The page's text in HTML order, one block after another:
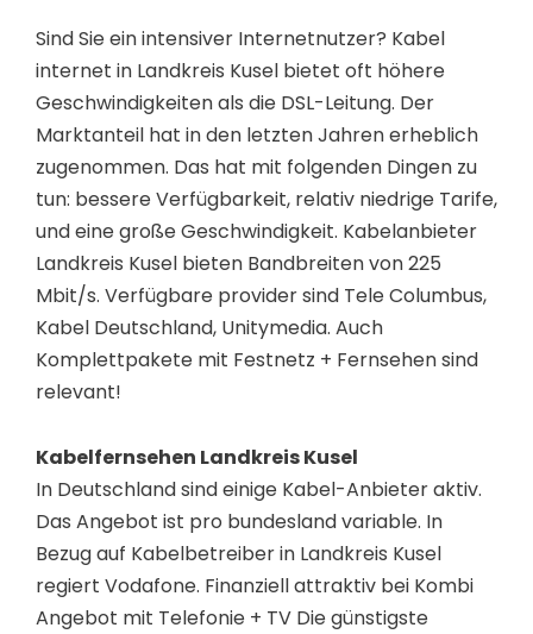
Sind Sie ein intensiver Internetnutzer? Kabel
internet in Landkreis Kusel bietet oft höhere
Geschwindigkeiten als die DSL-Leitung. Der
Marktanteil hat in den letzten Jahren erheblich
zugenommen. Das hat mit folgenden Dingen zu
tun: bessere Verfügbarkeit, relativ niedrige Tarife,
und eine große Geschwindigkeit. Kabelanbieter
Landkreis Kusel bieten Bandbreiten von 225
Mbit/s. Verfügbare provider sind Tele Columbus,
Kabel Deutschland, Unitymedia. Auch
Komplettpakete mit Festnetz + Fernsehen sind
relevant!
Kabelfernsehen Landkreis Kusel
In Deutschland sind einige Kabel-Anbieter aktiv.
Das Angebot ist pro bundesland variable. In
Bezug auf Kabelbetreiber in Landkreis Kusel
regiert Vodafone. Finanziell attraktiv bei Kombi
Angebot mit Telefonie + TV Die günstigste